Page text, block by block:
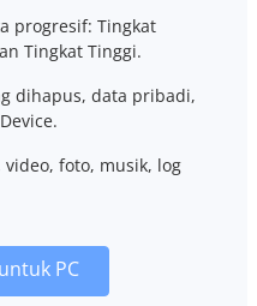
progresif: Tingkat
Tingkat Tinggi.
dihapus, data pribadi,
foto, musik, log
PC